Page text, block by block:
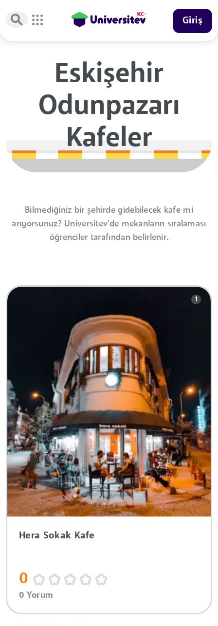
Giriş
Eskişehir
Odunpazarı
Kafeler
Bilmediğiniz bir şehirde gidebilecek kafe mi
arıyorsunuz? Universitev'de mekanların sıralaması
öğrenciler tarafından belirlenir.
1
Hera Sokak Kafe
0
0 Yorum